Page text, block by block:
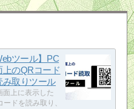
ツール】PC
上のQRコード
み取りツール
面上に表示した
ードを読み取り、